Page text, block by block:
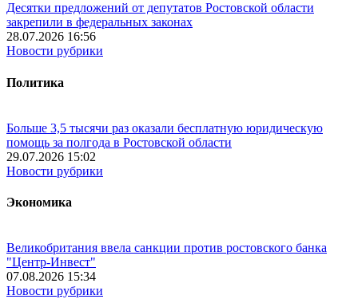
Десятки предложений от депутатов Ростовской области
закрепили в федеральных законах
28.07.2026 16:56
Новости рубрики
Политика
Больше 3,5 тысячи раз оказали бесплатную юридическую
помощь за полгода в Ростовской области
29.07.2026 15:02
Новости рубрики
Экономика
Великобритания ввела санкции против ростовского банка
"Центр-Инвест"
07.08.2026 15:34
Новости рубрики